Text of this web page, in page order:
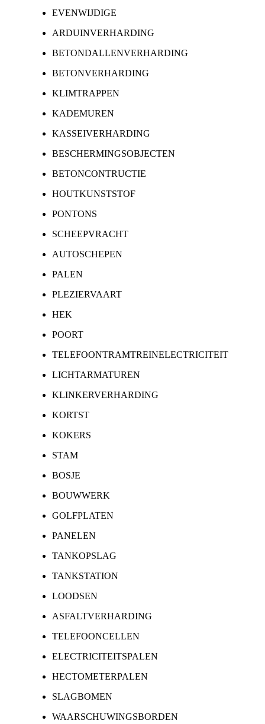
EVENWIJDIGE
ARDUINVERHARDING
BETONDALLENVERHARDING
BETONVERHARDING
KLIMTRAPPEN
KADEMUREN
KASSEIVERHARDING
BESCHERMINGSOBJECTEN
BETONCONTRUCTIE
HOUTKUNSTSTOF
PONTONS
SCHEEPVRACHT
AUTOSCHEPEN
PALEN
PLEZIERVAART
HEK
POORT
TELEFOONTRAMTREINELECTRICITEIT
LICHTARMATUREN
KLINKERVERHARDING
KORTST
KOKERS
STAM
BOSJE
BOUWWERK
GOLFPLATEN
PANELEN
TANKOPSLAG
TANKSTATION
LOODSEN
ASFALTVERHARDING
TELEFOONCELLEN
ELECTRICITEITSPALEN
HECTOMETERPALEN
SLAGBOMEN
WAARSCHUWINGSBORDEN